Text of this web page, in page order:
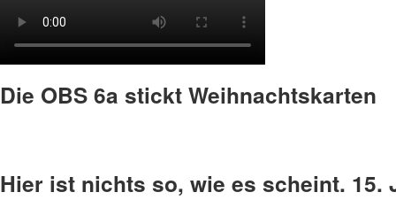
Die OBS 6a stickt Weihnachtskarten
Hier ist nichts so, wie es scheint. 15.